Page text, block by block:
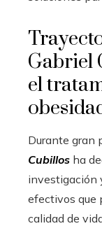
Gabriel
el
Durante gran
Cubillos ha
investigación
efectivos que
calidad de